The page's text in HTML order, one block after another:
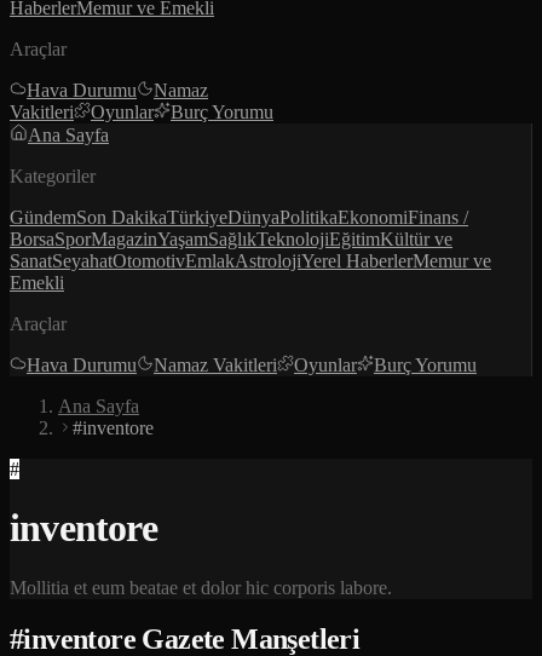
HaberlerMemur ve Emekli
Araçlar
Hava Durumu
Namaz
Vakitleri
Oyunlar
Burç Yorumu
Ana Sayfa
Kategoriler
GündemSon DakikaTürkiyeDünyaPolitikaEkonomiFinans /
BorsaSporMagazinYaşamSağlıkTeknolojiEğitimKültür ve
SanatSeyahatOtomotivEmlakAstrolojiYerel HaberlerMemur ve
Emekli
Araçlar
Hava Durumu
Namaz Vakitleri Oyunlar
Burç Yorumu
Ana Sayfa
#inventore
#
inventore
Mollitia et eum beatae et dolor hic corporis labore.
#inventore Gazete Manşetleri